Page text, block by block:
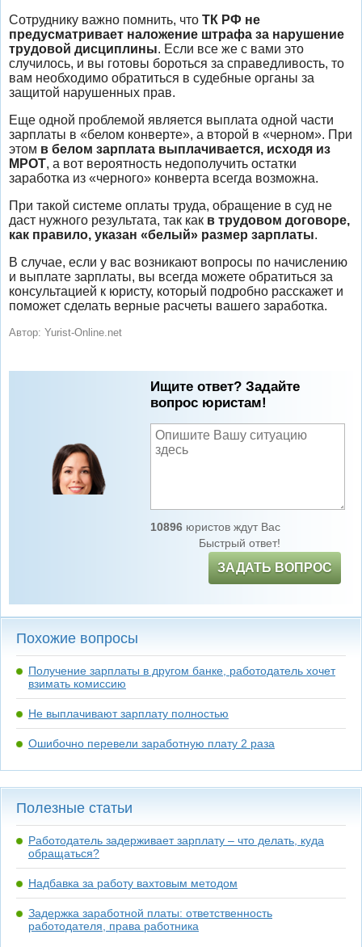
Сотруднику важно помнить, что ТК РФ не
предусматривает наложение штрафа за нарушение
трудовой дисциплины. Если все же с вами это
случилось, и вы готовы бороться за справедливость, то
вам необходимо обратиться в судебные органы за
защитой нарушенных прав.
Еще одной проблемой является выплата одной части
зарплаты в «белом конверте», а второй в «черном». При
этом в белом зарплата выплачивается, исходя из
МРОТ, а вот вероятность недополучить остатки
заработка из «черного» конверта всегда возможна.
При такой системе оплаты труда, обращение в суд не
даст нужного результата, так как в трудовом договоре,
как правило, указан «белый» размер зарплаты.
В случае, если у вас возникают вопросы по начислению
и выплате зарплаты, вы всегда можете обратиться за
консультацией к юристу, который подробно расскажет и
поможет сделать верные расчеты вашего заработка.
Автор: Yurist-Online.net
Ищите ответ? Задайте
вопрос юристам!
10896юристов ждут Вас
Быстрый ответ!
ЗАДАТЬ ВОПРОС
Похожие вопросы
Получение зарплаты в другом банке, работодатель хочет
взимать комиссию
Не выплачивают зарплату полностью
Ошибочно перевели заработную плату 2 раза
Полезные статьи
Работодатель задерживает зарплату – что делать, куда
обращаться?
Надбавка за работу вахтовым методом
Задержка заработной платы: ответственность
работодателя, права работника